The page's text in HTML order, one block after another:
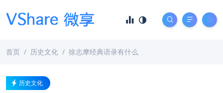
首页 历史文化 徐志摩经典语录有什么
历史文化